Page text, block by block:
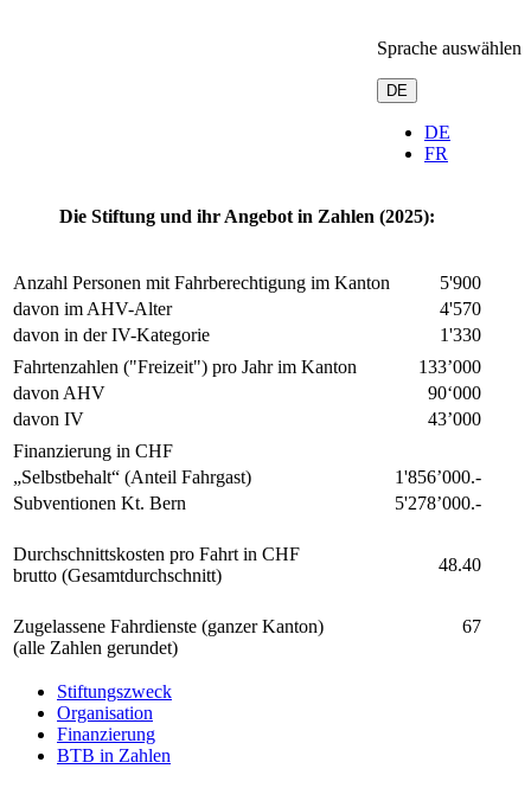
Sprache auswählen
DE
DE
FR
Die Stiftung und ihr Angebot in Zahlen (2025):
Anzahl Personen mit Fahrberechtigung im Kanton
5'900
davon im AHV-Alter
4'570
davon in der IV-Kategorie
1'330
Fahrtenzahlen ("Freizeit") pro Jahr im Kanton
133’000
davon AHV
90‘000
davon IV
43’000
Finanzierung in CHF
„Selbstbehalt“ (Anteil Fahrgast)
1'856’000.-
Subventionen Kt. Bern
5'278’000.-
Durchschnittskosten pro Fahrt in CHF
brutto (Gesamtdurchschnitt)
48.40
Zugelassene Fahrdienste (ganzer Kanton)
(alle Zahlen gerundet)
67
Stiftungszweck
Organisation
Finanzierung
BTB in Zahlen